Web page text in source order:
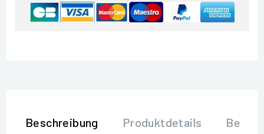
Beschreibung Produktdetails